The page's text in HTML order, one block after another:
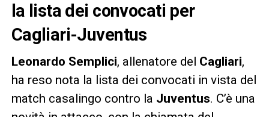
la lista dei convocati per
Cagliari-Juventus
Leonardo Semplici, allenatore del Cagliari,
ha reso nota la lista dei convocati in vista del
match casalingo contro la Juventus. C’è una